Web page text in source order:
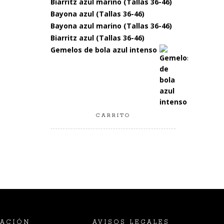
Bayona azul (Tallas 36-46)
Bayona azul marino (Tallas 36-46)
Biarritz azul (Tallas 36-46)
Gemelos de bola azul intenso
CARRITO
AVISOS LEGALES